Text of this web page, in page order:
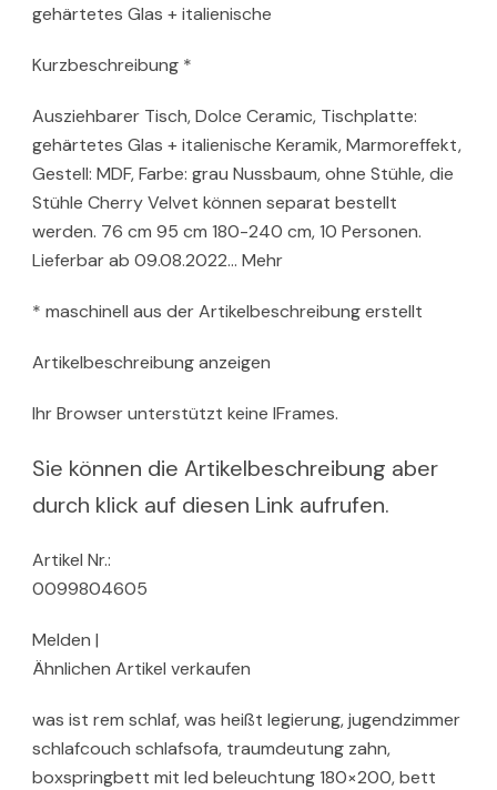
gehärtetes Glas + italienische
Kurzbeschreibung *
Ausziehbarer Tisch, Dolce Ceramic, Tischplatte:
gehärtetes Glas + italienische Keramik, Marmoreffekt,
Gestell: MDF, Farbe: grau Nussbaum, ohne Stühle, die
Stühle Cherry Velvet können separat bestellt
werden. 76 cm 95 cm 180-240 cm, 10 Personen.
Lieferbar ab 09.08.2022… Mehr
* maschinell aus der Artikelbeschreibung erstellt
Artikelbeschreibung anzeigen
Ihr Browser unterstützt keine IFrames.
Sie können die Artikelbeschreibung aber
durch klick auf diesen Link aufrufen.
Artikel Nr.:
0099804605
Melden |
Ähnlichen Artikel verkaufen
was ist rem schlaf, was heißt legierung, jugendzimmer
schlafcouch schlafsofa, traumdeutung zahn,
boxspringbett mit led beleuchtung 180×200, bett